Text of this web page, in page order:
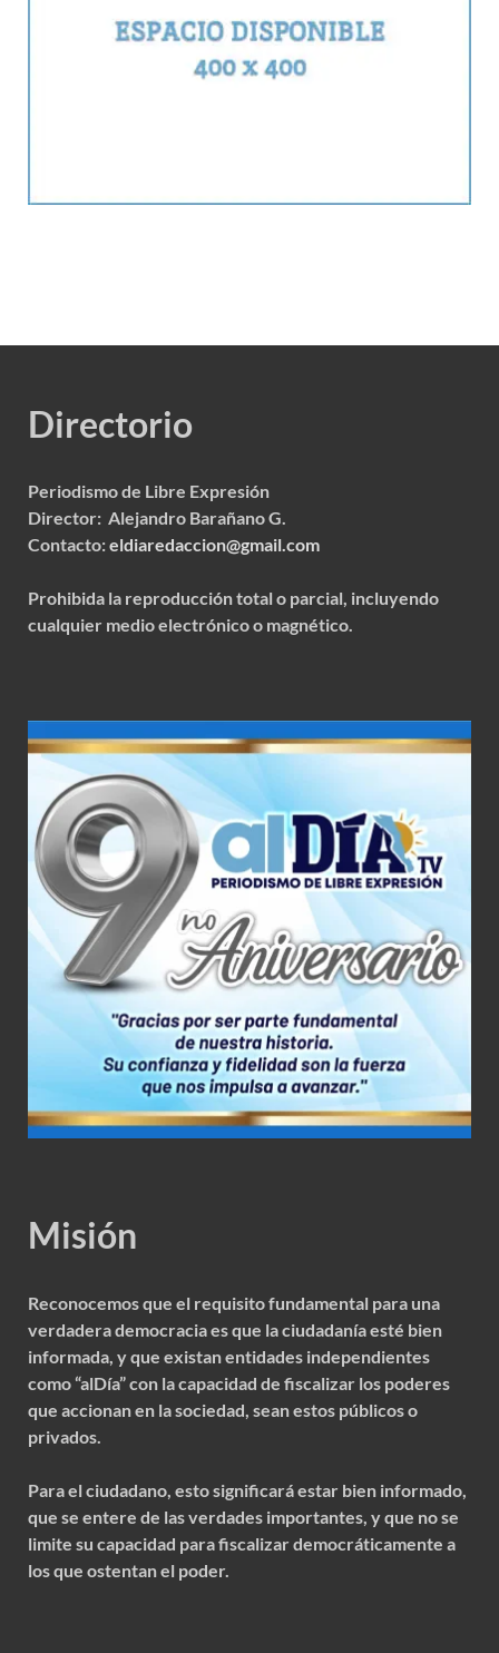
Directorio
Periodismo de Libre Expresión
Director: Alejandro Barañano G.
Contacto:eldiaredaccion@gmail.com
Prohibida la reproducción total o parcial, incluyendo
cualquier medio electrónico o magnético.
Misión
Reconocemos que el requisito fundamental para una
verdadera democracia es que la ciudadanía esté bien
informada, y que existan entidades independientes
como “alDía” con la capacidad de fiscalizar los poderes
que accionan en la sociedad, sean estos públicos o
privados.
Para el ciudadano, esto significará estar bien informado,
que se entere de las verdades importantes, y que no se
limite su capacidad para fiscalizar democráticamente a
los que ostentan el poder.